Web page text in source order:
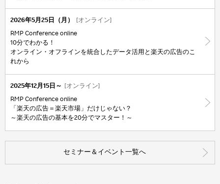
2026年5月25日（月） [オンライン]
RMP Conference online
10分でわかる！
オンライン・オフラインを統合したデータ活用と楽天の広告のこ
れから
2025年12月15日～ [オンライン]
RMP Conference online
「楽天の広告＝楽天市場」だけじゃない？
～楽天の広告の基本を20分でマスター！～
セミナー＆イベント一覧へ